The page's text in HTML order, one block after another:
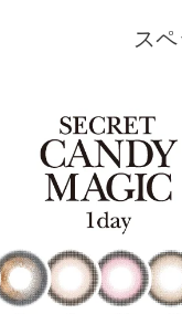
ス